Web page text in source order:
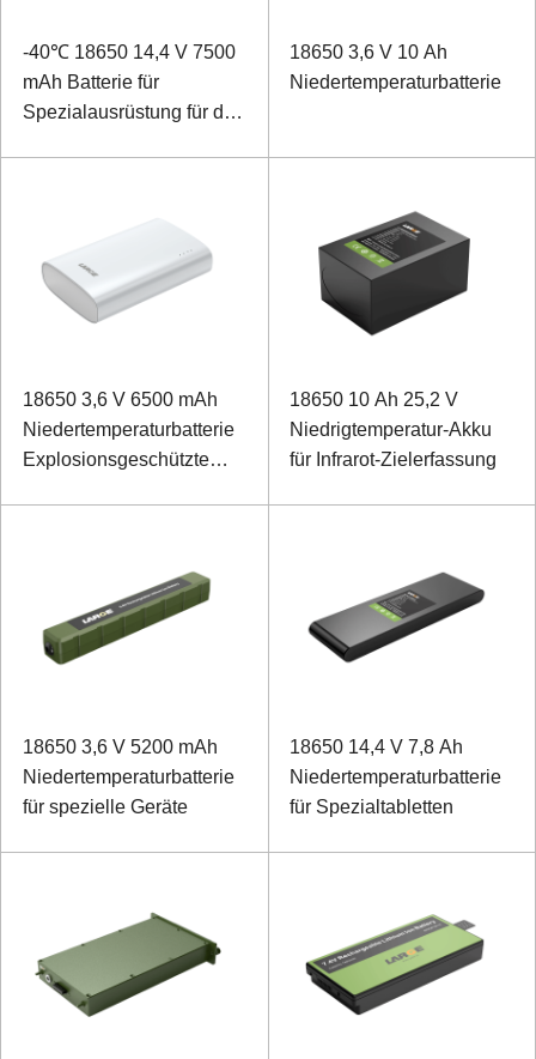
-40℃ 18650 14,4 V 7500
mAh Batterie für
Spezialausrüstung für den
18650 3,6 V 10 Ah
Niedertemperaturbatterie
18650 3,6 V 6500 mAh
Niedertemperaturbatterie
Explosionsgeschützte
18650 10 Ah 25,2 V
Niedrigtemperatur-Akku
für Infrarot-Zielerfassung
18650 3,6 V 5200 mAh
Niedertemperaturbatterie
für spezielle Geräte
18650 14,4 V 7,8 Ah
Niedertemperaturbatterie
für Spezialtabletten